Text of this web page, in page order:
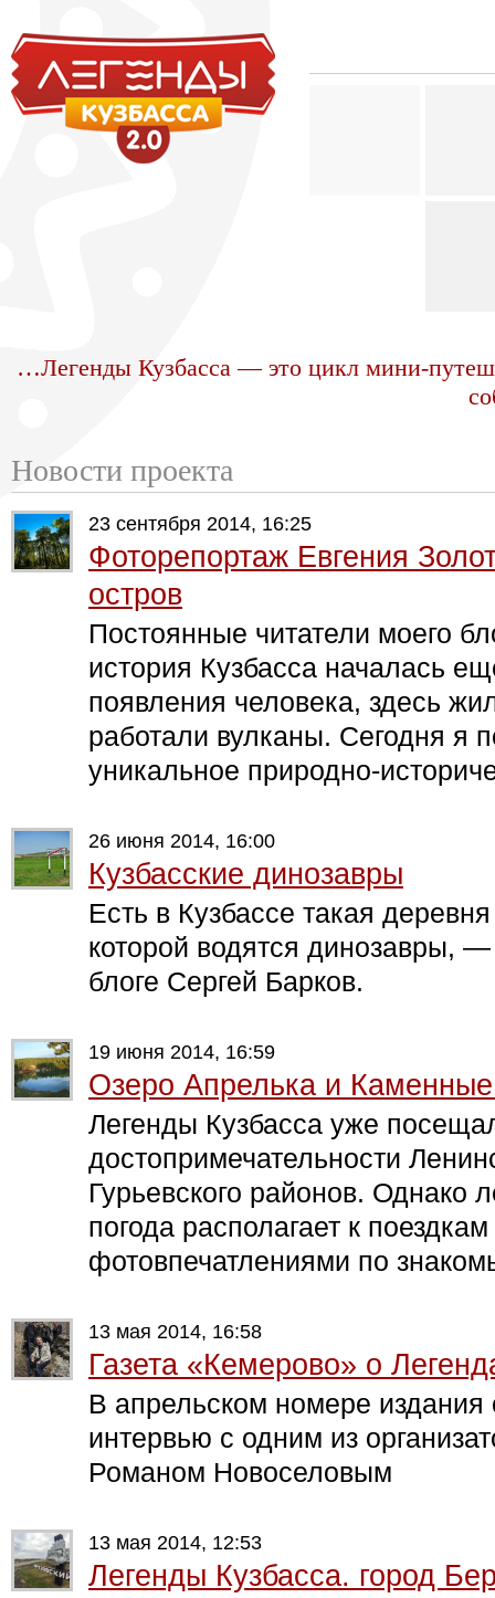
…Легенды Кузбасса — это цикл мини-
Новости проекта
23 сентября 2014, 16:25
Фоторепортаж Евгения
остров
Постоянные читатели моего
история Кузбасса началась
появления человека, здесь
работали вулканы. Сегодня я
уникальное природно-
26 июня 2014, 16:00
Кузбасские динозавры
Есть в Кузбассе такая
которой водятся динозавры,
блоге Сергей Барков.
19 июня 2014, 16:59
Озеро Апрелька и
Легенды Кузбасса уже
достопримечательности
Гурьевского районов. Однако
погода располагает к поездкам
фотовпечатлениями по
13 мая 2014, 16:58
Газета «Кемерово» о
В апрельском номере издания
интервью с одним из
Романом Новоселовым
13 мая 2014, 12:53
Легенды Кузбасса. город